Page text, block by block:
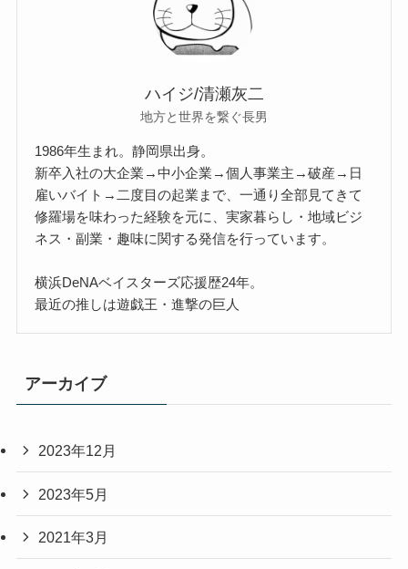
ハイジ/清瀬灰二
地方と世界を繋ぐ長男
1986年生まれ。静岡県出身。
新卒入社の大企業→中小企業→個人事業主→破産→日
雇いバイト→二度目の起業まで、一通り全部見てきて
修羅場を味わった経験を元に、実家暮らし・地域ビジ
ネス・副業・趣味に関する発信を行っています。
横浜DeNAベイスターズ応援歴24年。
最近の推しは遊戯王・進撃の巨人
アーカイブ
2023年12月
2023年5月
2021年3月